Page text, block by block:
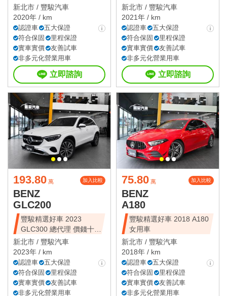
新北市 / 豐駿汽車
2020年 / km
認證車
五大保證
符合保固
里程保證
實車實價
友善試車
非多元化營業用車
立即諮詢
省稅
新北市 / 豐駿汽車
2021年 / km
認證車
五大保證
符合保固
里程保證
實車實價
友善試車
非多元化營業用車
立即諮詢
193.80 萬 加入比較
BENZ
GLC200
豐駿精選好車 2023
GLC300 總代理 價錢十分
甜美
新北市 / 豐駿汽車
2023年 / km
認證車
五大保證
符合保固
里程保證
實車實價
友善試車
非多元化營業用車
75.80 萬 加入比較
BENZ
A180
豐駿精選好車 2018 A180
女用車
新北市 / 豐駿汽車
2018年 / km
認證車
五大保證
符合保固
里程保證
實車實價
友善試車
非多元化營業用車